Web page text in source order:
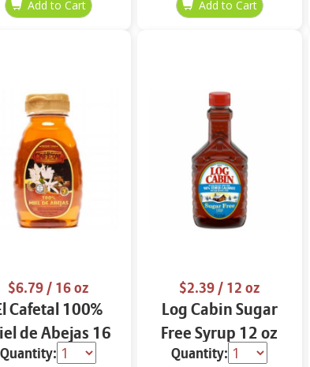
$6.79/ 16 oz
Cafetal 100%
de Abejas 16
oz
Quantity:
$2.39/ 12 oz
Log Cabin Sugar
Free Syrup 12 oz
Quantity: